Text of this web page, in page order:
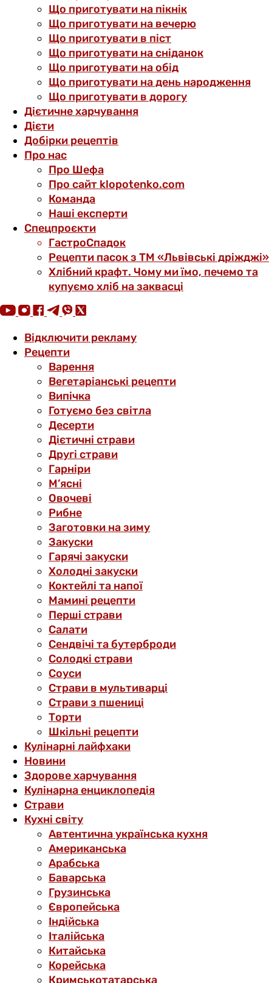
Що приготувати на пікнік
Що приготувати на вечерю
Що приготувати в піст
Що приготувати на сніданок
Що приготувати на обід
Що приготувати на день народження
Що приготувати в дорогу
Дієтичне харчування
Дієти
Добірки рецептів
Про нас
Про Шефа
Про сайт klopotenko.com
Команда
Наші експерти
Спецпроєкти
ГастроСпадок
Рецепти пасок з ТМ «Львівські дріжджі»
Хлібний крафт. Чому ми їмо, печемо та
купуємо хліб на заквасці
Відключити рекламу
Рецепти
Варення
Вегетаріанські рецепти
Випічка
Готуємо без світла
Десерти
Дієтичні страви
Другі страви
Гарніри
М’ясні
Овочеві
Рибне
Заготовки на зиму
Закуски
Гарячі закуски
Холодні закуски
Коктейлі та напої
Мамині рецепти
Перші страви
Салати
Сендвічі та бутерброди
Солодкі страви
Соуси
Страви в мультиварці
Страви з пшениці
Торти
Шкільні рецепти
Кулінарні лайфхаки
Новини
Здорове харчування
Кулінарна енциклопедія
Страви
Кухні світу
Автентична українська кухня
Американська
Арабська
Баварська
Грузинська
Європейська
Індійська
Італійська
Китайська
Корейська
Кримськотатарська